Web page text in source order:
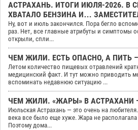
АСТРАХАНЬ. ИТОГИ ИЮЛЯ-2026. В
ХВАТАЛО БЕНЗИНА И…
Ну, вот и июль закончился. Пора бегло
раз. Нет, все главные атрибуты и симптомы
открыли, спли...
ЧЕМ ЖИЛИ. ЕСТЬ ОПАСНО, А ПИТЬ
Летом количество пищевых отравлений
медицинский факт. И тут можно приводить
вспоминать недавнюю ситуацию ...
ЧЕМ ЖИЛИ. «ЖАРЫ» В АСТРАХАНИ
Июльская Астрахань — это очень на
века все было еще хуже. Жара не
Поэтому дома...